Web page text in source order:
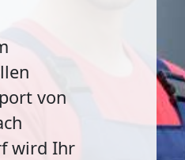
von
wird Ihr